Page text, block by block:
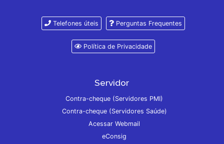
Telefones úteis Perguntas Frequentes
Política de Privacidade
Servidor
Contra-cheque (Servidores PMI)
Contra-cheque (Servidores Saúde)
Acessar Webmail
eConsig